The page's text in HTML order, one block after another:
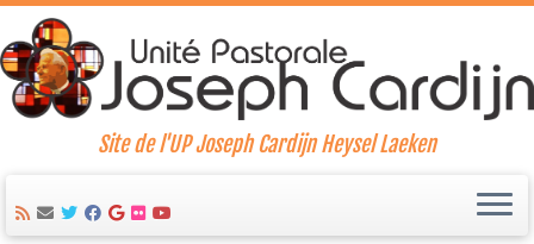
Site de l'UP Joseph Cardijn Heysel Laeken